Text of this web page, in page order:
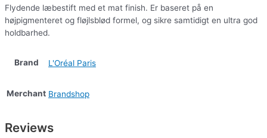
Flydende læbestift med et mat finish. Er baseret på en
højpigmenteret og fløjlsblød formel, og sikre samtidigt en ultra god
holdbarhed.
Brand L'Oréal Paris
Merchant Brandshop
Reviews